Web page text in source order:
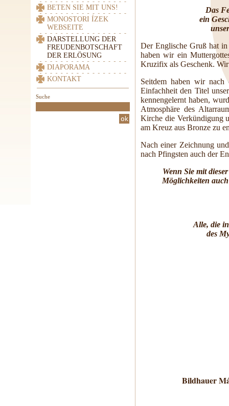
BETEN SIE MIT UNS!
MONOSTORI ÍZEK
WEBSEITE
DARSTELLUNG DER
FREUDENBOTSCHAFT
DER ERLÖSUNG
DIAPORAMA
KONTAKT
Suche
Das
ein
Der Englische Gruß hat
haben wir ein
Kruzifix als Geschenk.
Seitdem haben wir nach
Einfachheit den Titel
kennengelernt haben,
Atmosphäre des
Kirche die Verkündigung
am Kreuz aus Bronze zu
Nach einer Zeichnung
nach Pfingsten auch der
Wenn Sie mit
Möglichkeiten
Alle, die
des
Bildhauer